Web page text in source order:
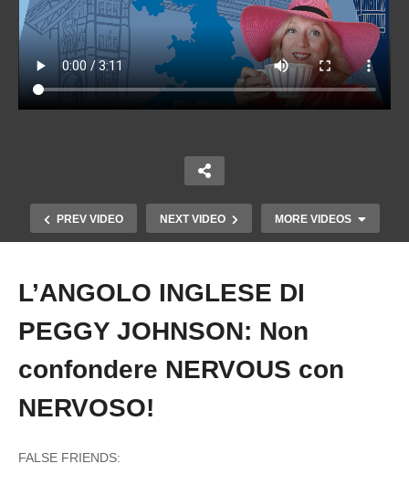
PREV VIDEO NEXT VIDEO MORE VIDEOS
Copy Embed Code
parole che ingannano: PRESERVATIVES.
L’ANGOLO INGLESE DI
PEGGY JOHNSON: Non
confondere NERVOUS con
NERVOSO!
FALSE FRIENDS: